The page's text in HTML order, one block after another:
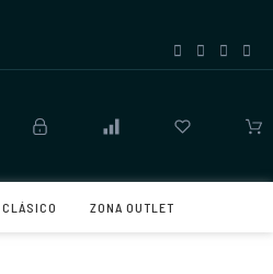
CLÁSICO ZONA OUTLET